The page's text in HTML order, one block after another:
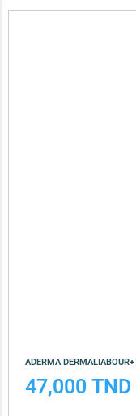
ADERMA
47,000 TND